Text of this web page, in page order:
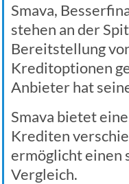
Smava,
stehen an der
Bereitstellung
Kreditoptionen
Anbieter hat
Smava bietet
Krediten
ermöglicht einen
Vergleich.